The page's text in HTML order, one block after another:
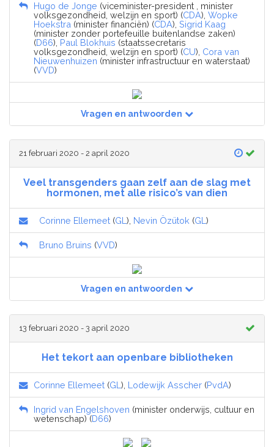
Hugo de Jonge (viceminister-president , minister
volksgezondheid, welzijn en sport) (CDA), Wopke
Hoekstra (minister financiën) (CDA), Sigrid Kaag
(minister zonder portefeuille buitenlandse zaken)
(D66), Paul Blokhuis (staatssecretaris
volksgezondheid, welzijn en sport) (CU), Cora van
Nieuwenhuizen (minister infrastructuur en waterstaat)
(VVD)
Vragen en antwoorden
21 februari 2020 - 2 april 2020
Veel transgenders gaan zelf aan de slag met
hormonen, met alle risico’s van dien
Corinne Ellemeet (GL ), Nevin Özütok (GL )
Bruno Bruins (VVD)
Vragen en antwoorden
13 februari 2020 - 3 april 2020
Het tekort aan openbare bibliotheken
Corinne Ellemeet (GL ), Lodewijk Asscher (PvdA)
Ingrid van Engelshoven (minister onderwijs, cultuur en
wetenschap) (D66)